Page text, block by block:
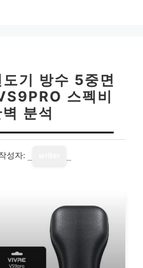
기 방수 5중면
스펙비
분석
성자: